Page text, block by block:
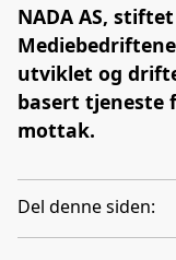
NADA AS,
utviklet og
basert tjeneste
mottak.
Del denne siden: